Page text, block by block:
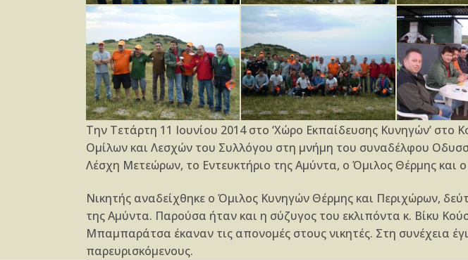
Την Τετάρτη 11 Ιουνίου 2014 στο ‘Χώρο Εκπαίδευσης Κυνηγών’ στο
Ομίλων και Λεσχών του Συλλόγου στη μνήμη του συναδέλφου
Λέσχη Μετεώρων, το Εντευκτήριο της Αμύντα, ο Όμιλος Θέρμης και
Νικητής αναδείχθηκε ο Όμιλος Κυνηγών Θέρμης και Περιχώρων,
της Αμύντα. Παρούσα ήταν και η σύζυγος του εκλιπόντα κ. Βίκυ
Μπαμπαράτσα έκαναν τις απονομές στους νικητές. Στη συνέχεια
παρευρισκόμενους.